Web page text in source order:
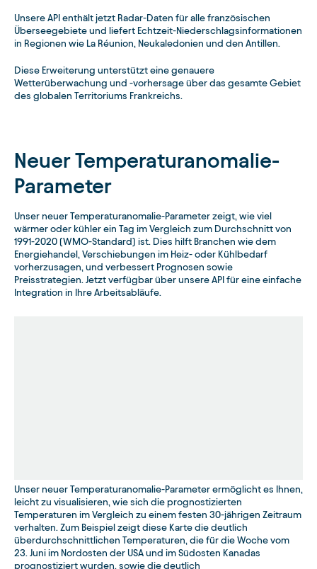
Unsere API enthält jetzt Radar-Daten für alle französischen
Überseegebiete und liefert Echtzeit-Niederschlagsinformationen
in Regionen wie La Réunion, Neukaledonien und den Antillen.
Diese Erweiterung unterstützt eine genauere
Wetterüberwachung und -vorhersage über das gesamte Gebiet
des globalen Territoriums Frankreichs.
Neuer Temperaturanomalie-
Parameter
Unser neuer Temperaturanomalie-Parameter zeigt, wie viel
wärmer oder kühler ein Tag im Vergleich zum Durchschnitt von
1991-2020 (WMO-Standard) ist. Dies hilft Branchen wie dem
Energiehandel, Verschiebungen im Heiz- oder Kühlbedarf
vorherzusagen, und verbessert Prognosen sowie
Preisstrategien. Jetzt verfügbar über unsere API für eine einfache
Integration in Ihre Arbeitsabläufe.
Unser neuer Temperaturanomalie-Parameter ermöglicht es Ihnen,
leicht zu visualisieren, wie sich die prognostizierten
Temperaturen im Vergleich zu einem festen 30-jährigen Zeitraum
verhalten. Zum Beispiel zeigt diese Karte die deutlich
überdurchschnittlichen Temperaturen, die für die Woche vom
23. Juni im Nordosten der USA und im Südosten Kanadas
prognostiziert wurden, sowie die deutlich